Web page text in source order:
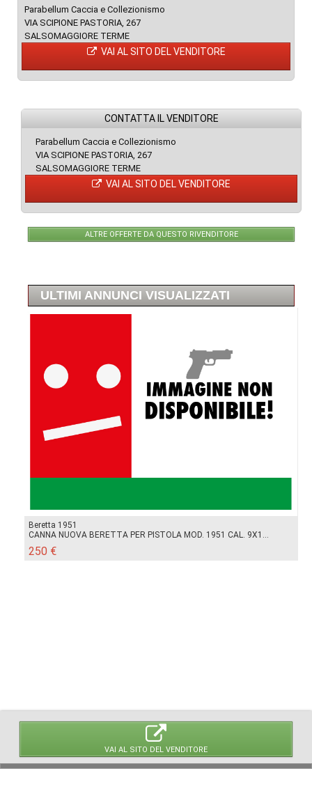
Parabellum Caccia e Collezionismo
VIA SCIPIONE PASTORIA, 267
SALSOMAGGIORE TERME
VAI AL SITO DEL VENDITORE
VAI AL SITO DEL VENDITORE
CONTATTA IL VENDITORE
Parabellum Caccia e Collezionismo
VIA SCIPIONE PASTORIA, 267
SALSOMAGGIORE TERME
VAI AL SITO DEL VENDITORE
ALTRE OFFERTE DA QUESTO RIVENDITORE
ULTIMI ANNUNCI VISUALIZZATI
Beretta 1951
CANNA NUOVA BERETTA PER PISTOLA MOD. 1951 CAL. 9X1...
250 €